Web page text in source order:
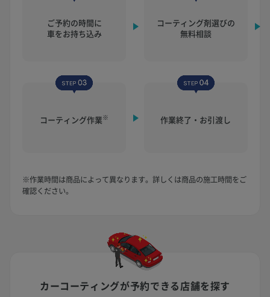
ご予約の時間に
車をお持ち込み
コーティング剤選びの
無料相談
コーティング作業※ 作業終了・お引渡し
※作業時間は商品によって異なります。詳しくは商品の施工時間をご
確認ください。
カーコーティングが予約できる店舗を探す